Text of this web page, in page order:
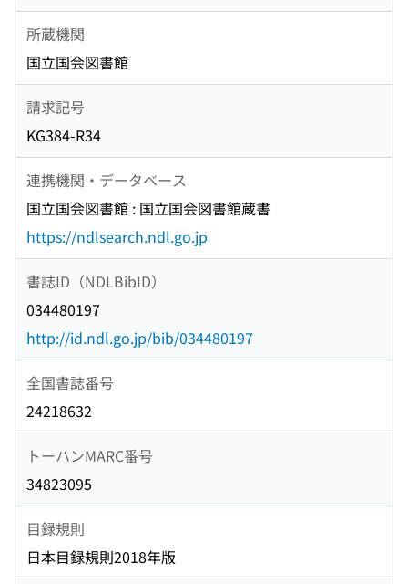
所蔵機関
国立国会図書館
請求記号
KG384-R34
連携機関・データベース
国立国会図書館 : 国立国会図書館蔵書
https://ndlsearch.ndl.go.jp
書誌ID（NDLBibID）
034480197
http://id.ndl.go.jp/bib/034480197
全国書誌番号
24218632
トーハンMARC番号
34823095
目録規則
日本目録規則2018年版